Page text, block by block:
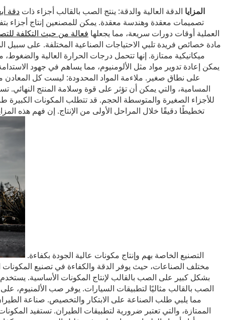
المزايا الدقة العالية والدقة: ينتج الصب بالقالب أجزاء ذات دقة
تصميمات معقدة وهندسة معقدة. يمكن للمصنعين إنتاج أجزاء
العملية أوقات دورات سريعة، مما يجعلها فعالة من حيث التكلفة
مادة خصائص فريدة تلبي الاحتياجات الصناعية المختلفة. على سبيل
ميكانيكية ممتازة. إنها تتحمل درجات الحرارة العالية
يمكن إعادة تدوير مواد مثل الألومنيوم، مما يساهم في جهود
على نطاق صغير. ملاءمة المواد المحدودة: ليست كل المعادن
المسامية، والتي يمكن أن تؤثر على قوة وسلامة المنتج
للأجزاء الصغيرة والمتوسطة الحجم. قد تتطلب المكونات الكبيرة
تخطيطًا دقيقًا خلال المراحل الأولى من الإنتاج. إن فهم هذه
التصنيع الخاصة بهم وإنتاج مكونات عالية الجودة بكفاءة.
مختلف الصناعات، حيث يوفر الدقة والكفاءة في تصنيع المكونات
بشكل كبير على الصب بالقالب لإنتاج المكونات الأساسية.
الصب بالقالب مثاليًا لتطبيقات السيارات. يوفر صب الألمنيوم، على
مما يلبي طلب الصناعة على الابتكار والتخصيص. صناعة
الممتازة، والتي تعتبر ضرورية لتطبيقات الطيران. تستفيد